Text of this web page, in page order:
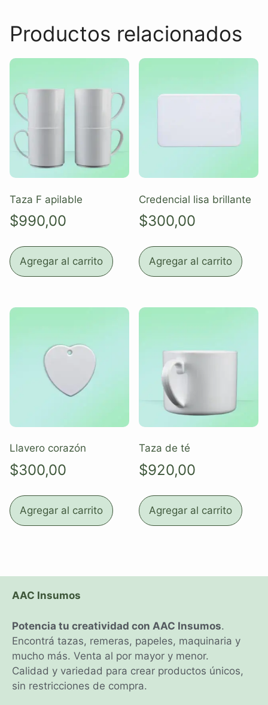
Productos relacionados
Taza F apilable
$990,00
Agregar al carrito
Credencial lisa brillante
$300,00
Agregar al carrito
Llavero corazón
$300,00
Agregar al carrito
Taza de té
$920,00
Agregar al carrito
AAC Insumos
Potencia tu creatividad con AAC Insumos.
Encontrá tazas, remeras, papeles, maquinaria y
mucho más. Venta al por mayor y menor.
Calidad y variedad para crear productos únicos,
sin restricciones de compra.